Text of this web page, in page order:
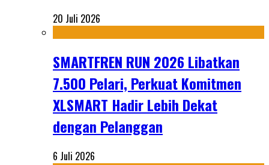
20 Juli 2026
SMARTFREN RUN 2026 Libatkan
7.500 Pelari, Perkuat Komitmen
XLSMART Hadir Lebih Dekat
dengan Pelanggan
6 Juli 2026